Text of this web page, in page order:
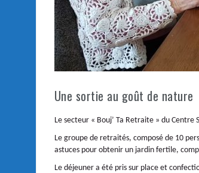
Une sortie au goût de nature
Le secteur « Bouj’ Ta Retraite » du
Le groupe de retraités, composé de 10
astuces pour obtenir un jardin fertile,
Le déjeuner a été pris sur place et